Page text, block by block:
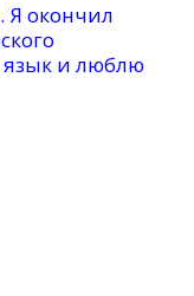
Я окончил
язык и люблю